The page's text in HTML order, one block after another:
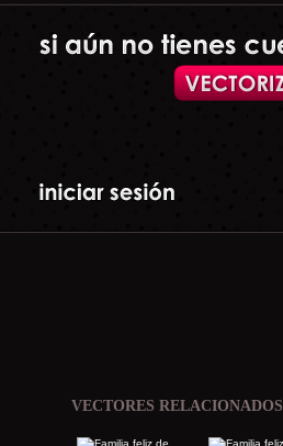
VECTORES RELACIONADOS